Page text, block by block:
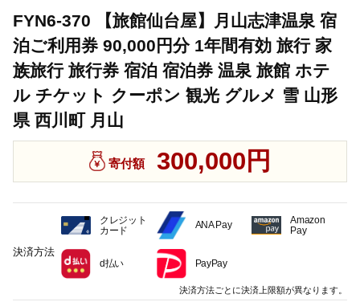
FYN6-370 【旅館仙台屋】月山志津温泉 宿
泊ご利用券 90,000円分 1年間有効 旅行 家
族旅行 旅行券 宿泊 宿泊券 温泉 旅館 ホテ
ル チケット クーポン 観光 グルメ 雪 山形
県 西川町 月山
寄付額 300,000円
決済方法
クレジット
カード
ANA Pay
Amazon
Pay
d払い PayPay
決済方法ごとに決済上限額が異なります。